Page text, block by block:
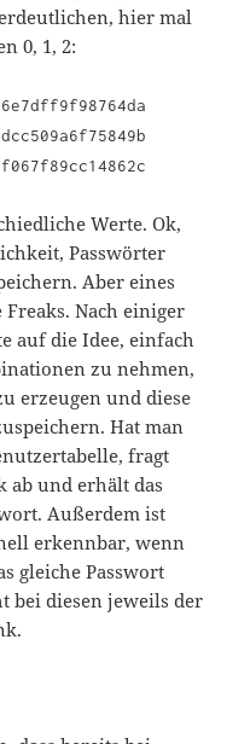
hier mal
0, 1, 2:
Werte. Ok,
Passwörter
Aber eines
Nach einiger
auf die Idee, einfach
zu nehmen,
erzeugen und diese
Hat man
fragt
ab und erhält das
Außerdem ist
erkennbar, wenn
gleiche Passwort
bei diesen jeweils der